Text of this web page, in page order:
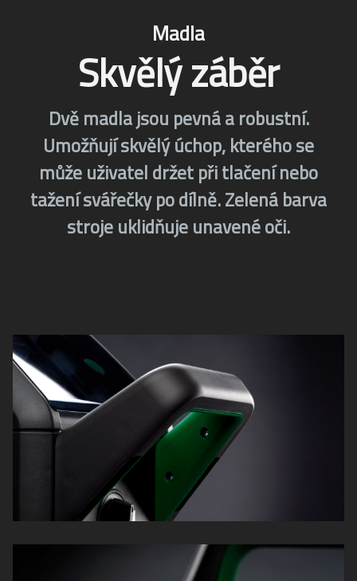
Madla
Skvělý záběr
Dvě madla jsou pevná a robustní.
Umožňují skvělý úchop, kterého se
může uživatel držet při tlačení nebo
tažení svářečky po dílně. Zelená barva
stroje uklidňuje unavené oči.